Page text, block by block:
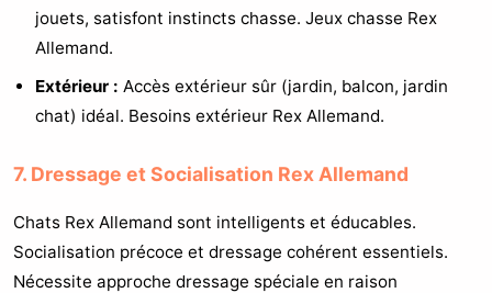
jouets, satisfont instincts chasse. Jeux chasse Rex
Allemand.
Extérieur : Accès extérieur sûr (jardin, balcon, jardin
chat) idéal. Besoins extérieur Rex Allemand.
7. Dressage et Socialisation Rex Allemand
Chats Rex Allemand sont intelligents et éducables.
Socialisation précoce et dressage cohérent essentiels.
Nécessite approche dressage spéciale en raison